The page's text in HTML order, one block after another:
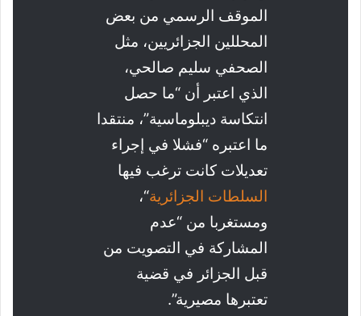
الموقف الرسمي من بعض
المحللين الجزائريين، مثل
الصحفي سليم صالحي،
الذي اعتبر أن “ما حصل
انتكاسة ديبلوماسية”، منتقدا
ما اعتبره “فشلا في إجراء
تعديلات كانت ترغب فيها
السلطات الجزائرية“،
ومستغربا من “عدم
المشاركة في التصويت من
قبل الجزائر في قضية
تعتبرها مصيرية”.